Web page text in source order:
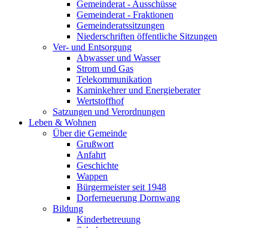
Gemeinderat - Ausschüsse
Gemeinderat - Fraktionen
Gemeinderatssitzungen
Niederschriften öffentliche Sitzungen
Ver- und Entsorgung
Abwasser und Wasser
Strom und Gas
Telekommunikation
Kaminkehrer und Energieberater
Wertstoffhof
Satzungen und Verordnungen
Leben & Wohnen
Über die Gemeinde
Grußwort
Anfahrt
Geschichte
Wappen
Bürgermeister seit 1948
Dorferneuerung Dornwang
Bildung
Kinderbetreuung